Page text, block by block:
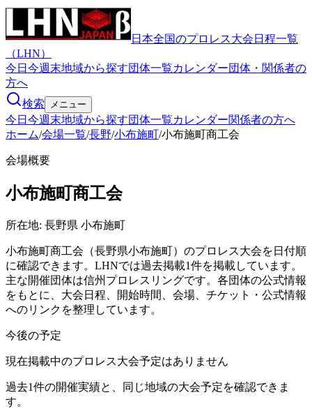
日本全国のプロレス大会日程一覧
（LHN）
今日 今週末地域から探す団体一覧カレンダー団体・関係者の
方へ
検索
メニュー
今日 今週末地域から探す団体一覧カレンダー関係者の方へ
ホーム/会場一覧/長野/小布施町/小布施町商工会
会場概要
小布施町商工会
所在地: 長野県 小布施町
小布施町商工会（長野県小布施町）のプロレス大会を日付順
に確認できます。LHNでは過去掲載1件を掲載しています。
主な開催団体は信州プロレスリングです。各団体の公式情報
をもとに、大会日程、開始時間、会場、チケット・公式情報
へのリンクを整理しています。
今後の予定
現在掲載中のプロレス大会予定はありません
過去1件の開催実績と、同じ地域の大会予定を確認できま
す。